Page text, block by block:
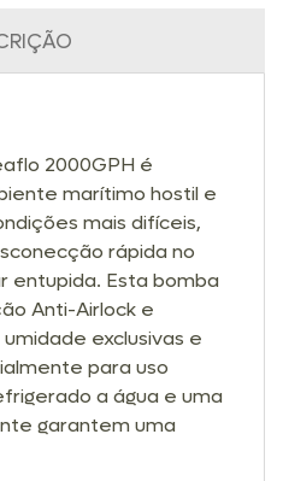
2000GPH é
marítimo hostil e
mais difíceis,
rápida no
entupida. Esta bomba
Anti-Airlock e
exclusivas e
para uso
a água e uma
garantem uma